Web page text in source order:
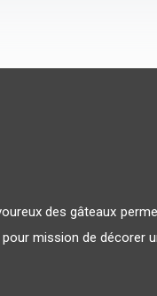
des gâteaux
mission de décorer